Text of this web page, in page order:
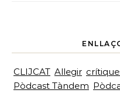
CLIJCAT Allegir
Pòdcast Tàndem